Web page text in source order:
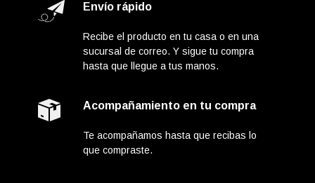
Envío rápido
Recibe el producto en tu casa o en una
sucursal de correo. Y sigue tu compra
hasta que llegue a tus manos.
Acompañamiento en tu compra
Te acompañamos hasta que recibas lo
que compraste.